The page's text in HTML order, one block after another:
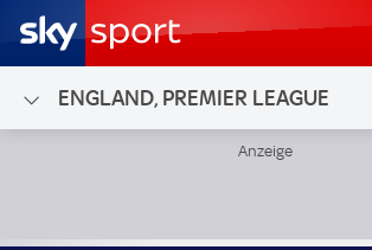
ENGLAND, PREMIER LEAGUE